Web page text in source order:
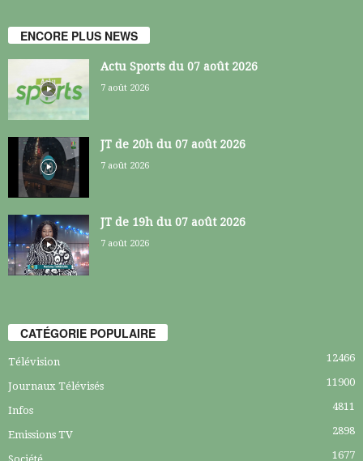
ENCORE PLUS NEWS
Actu Sports du 07 août 2026
7 août 2026
JT de 20h du 07 août 2026
7 août 2026
JT de 19h du 07 août 2026
7 août 2026
CATÉGORIE POPULAIRE
Télévision 12466
Journaux Télévisés 11900
Infos 4811
Emissions TV 2898
1677